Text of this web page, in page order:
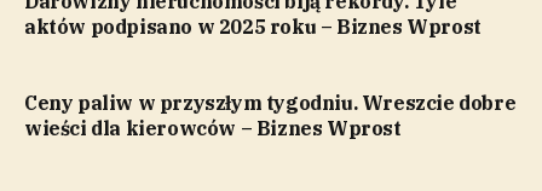
aktów podpisano w 2025 roku – Biznes Wprost
Ceny paliw w przyszłym tygodniu. Wreszcie dobre
wieści dla kierowców – Biznes Wprost